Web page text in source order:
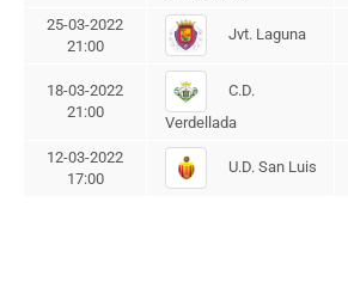
25-03-2022
21:00
Jvt. Laguna
18-03-2022
21:00
C.D.
Verdellada
12-03-2022
17:00
U.D. San Luis